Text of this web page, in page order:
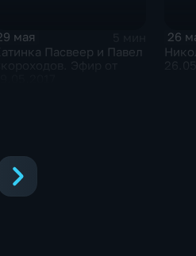
мая
Пасвеер и Павел
26